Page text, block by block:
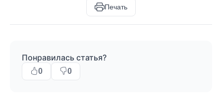
Печать
Понравилась статья?
0 0